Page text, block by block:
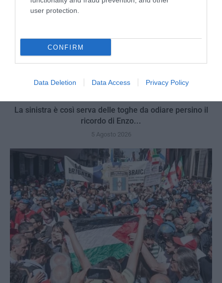
user protection.
CONFIRM
Data Deletion Data Access Privacy Policy
La sinistra è così serva delle toghe da odiare persino il
ricordo di Enzo...
5 Agosto 2026